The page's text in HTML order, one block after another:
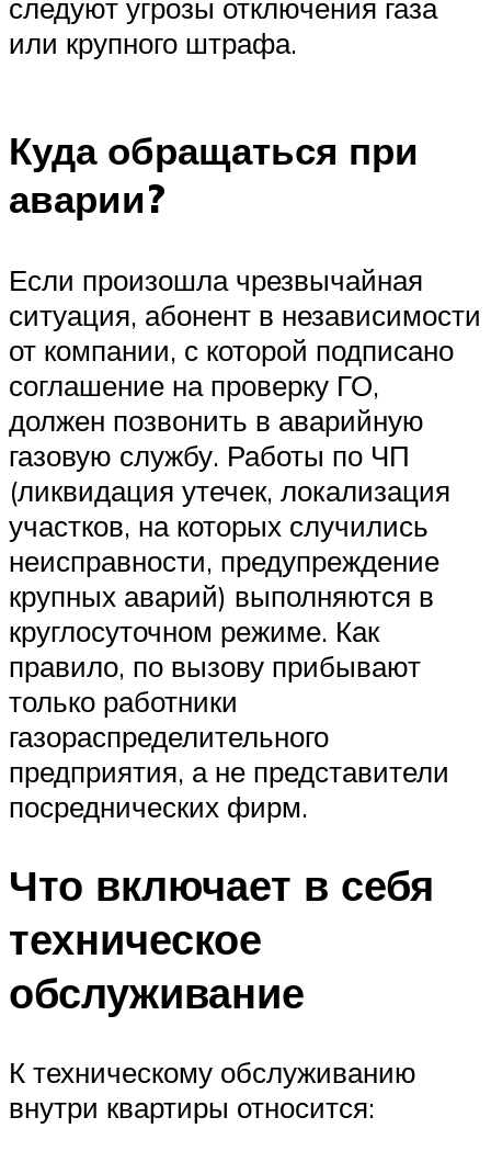
следуют угрозы отключения газа
или крупного штрафа.
Куда обращаться при
аварии?
Если произошла чрезвычайная
ситуация, абонент в независимости
от компании, с которой подписано
соглашение на проверку ГО,
должен позвонить в аварийную
газовую службу. Работы по ЧП
(ликвидация утечек, локализация
участков, на которых случились
неисправности, предупреждение
крупных аварий) выполняются в
круглосуточном режиме. Как
правило, по вызову прибывают
только работники
газораспределительного
предприятия, а не представители
посреднических фирм.
Что включает в себя
техническое
обслуживание
К техническому обслуживанию
внутри квартиры относится: